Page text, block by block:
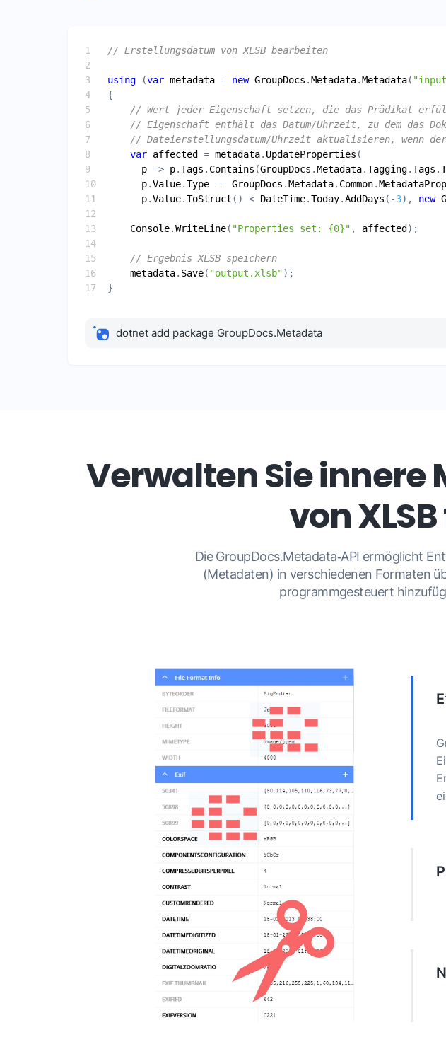
// Erstellungsdatum von XLSB bearbeiten
using (var metadata = new GroupDocs .Metadata.Metadata(
// Wert jeder Eigenschaft setzen, die das Prädikat
// Eigenschaft enthält das Datum/Uhrzeit, zu dem das
// Dateierstellungsdatum/Uhrzeit aktualisieren, wenn
var affected = metadata. UpdateProperties
p => p.Tags . Contains (GroupDocs .Metadata.Tagging.Tags .
p.Value.Type == GroupDocs .Metadata. Common.
p.Value.ToStruct () < DateTime.Today.AddDays (-3), new
Console.WriteLine( "Properties set: {0}" , affected
// Ergebnis XLSB speichern
metadata. Save( "output.xlsb"
dotnet add package GroupDocs.Metadata
Verwalten Sie innere
von
Die GroupDocs.Metadata‑API ermöglicht
(Metadaten) in verschiedenen Formaten
programmgesteuert